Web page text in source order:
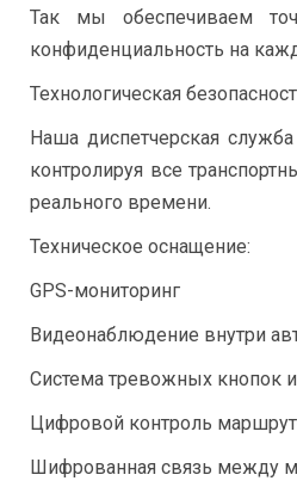
Так мы обеспечиваем
конфиденциальность на
Технологическая
Наша диспетчерская
контролируя все
реального времени.
Техническое оснащение:
GPS-мониторинг
Видеонаблюдение внутри
Система тревожных кнопок
Цифровой контроль
Шифрованная связь между